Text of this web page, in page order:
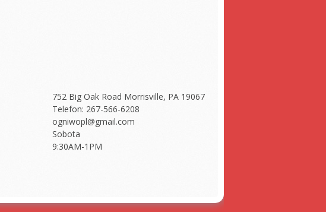
752 Big Oak Road Morrisville, PA 19067
Telefon: 267-566-6208
ogniwopl@gmail.com
Sobota
9:30AM-1PM